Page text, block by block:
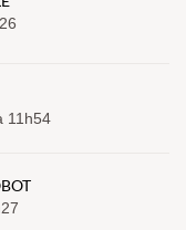
11h54